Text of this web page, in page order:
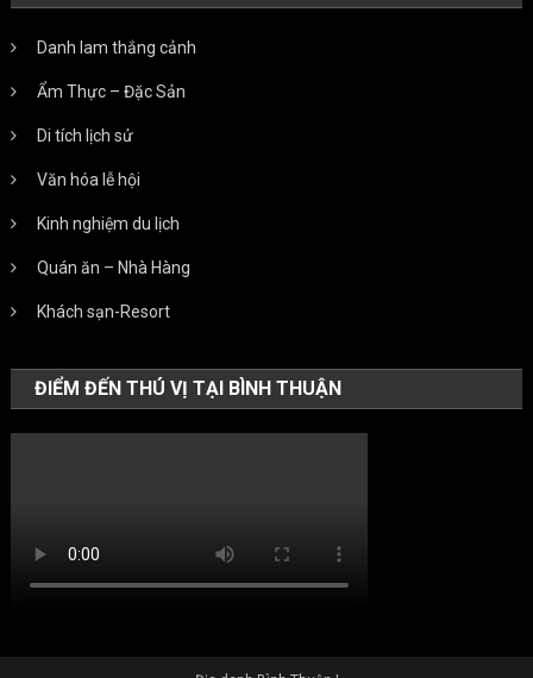
Danh lam thắng cảnh
Ẩm Thực – Đặc Sản
Di tích lịch sử
Văn hóa lễ hội
Kinh nghiệm du lịch
Quán ăn – Nhà Hàng
Khách sạn-Resort
ĐIỂM ĐẾN THÚ VỊ TẠI BÌNH THUẬN